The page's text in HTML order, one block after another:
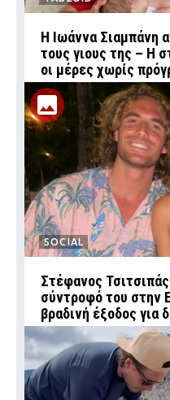
H Ιωάννα Σιαμπάνη
τους γιους της – Η
οι μέρες χωρίς
SOCIAL
Στέφανος
σύντροφό του στην
βραδινή έξοδος για